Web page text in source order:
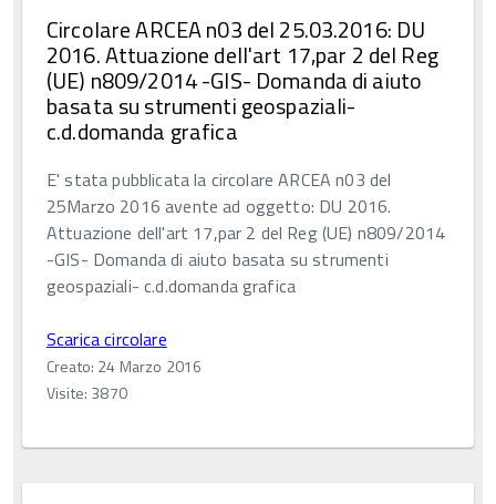
Circolare ARCEA n03 del 25.03.2016: DU
2016. Attuazione dell'art 17,par 2 del Reg
(UE) n809/2014 -GIS- Domanda di aiuto
basata su strumenti geospaziali-
c.d.domanda grafica
E' stata pubblicata la circolare ARCEA n03 del
25Marzo 2016 avente ad oggetto: DU 2016.
Attuazione dell'art 17,par 2 del Reg (UE) n809/2014
-GIS- Domanda di aiuto basata su strumenti
geospaziali- c.d.domanda grafica
Scarica circolare
Creato: 24 Marzo 2016
Visite: 3870